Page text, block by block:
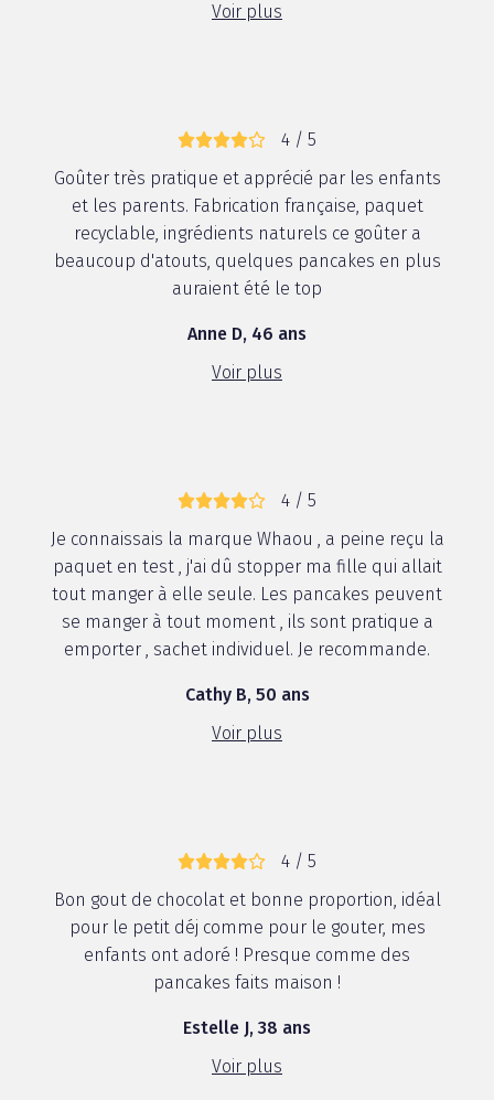
Voir plus
4 / 5
Goûter très pratique et apprécié par les enfants
et les parents. Fabrication française, paquet
recyclable, ingrédients naturels ce goûter a
beaucoup d'atouts, quelques pancakes en plus
auraient été le top
Anne D, 46 ans
Voir plus
4 / 5
Je connaissais la marque Whaou , a peine reçu la
paquet en test , j'ai dû stopper ma fille qui allait
tout manger à elle seule. Les pancakes peuvent
se manger à tout moment , ils sont pratique a
emporter , sachet individuel. Je recommande.
Cathy B, 50 ans
Voir plus
4 / 5
Bon gout de chocolat et bonne proportion, idéal
pour le petit déj comme pour le gouter, mes
enfants ont adoré ! Presque comme des
pancakes faits maison !
Estelle J, 38 ans
Voir plus